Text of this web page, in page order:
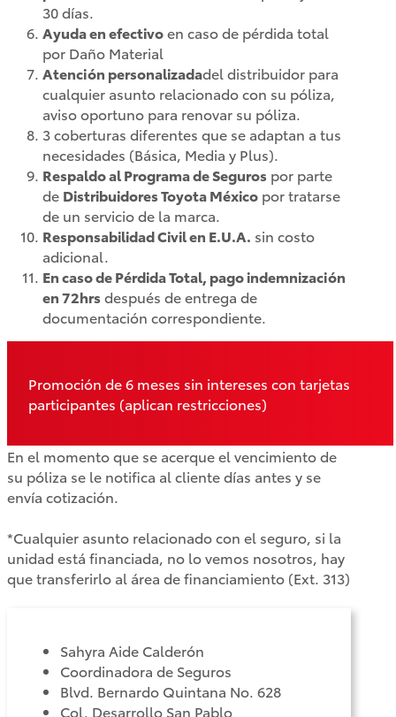
GR Yaris
2026
DESDE
$854,600
Supra
2026
DESDE
Camry
DESDE
$625,600
30 días.
Ayuda en efectivoen caso de pérdida total
por Daño Material
Atención personalizadadel distribuidor para
cualquier asunto relacionado con su póliza,
aviso oportuno para renovar su póliza.
3 coberturas diferentes que se adaptan a tus
necesidades (Básica, Media y Plus).
Respaldo al Programa de Seguros por parte
de Distribuidores Toyota México por tratarse
de un servicio de la marca.
Responsabilidad Civil en E.U.A. sin costo
adicional.
En caso de Pérdida Total, pago indemnización
en 72hrsdespués de entrega de
documentación correspondiente.
Promoción de 6 meses sin intereses con tarjetas
participantes (aplican restricciones)
En el momento que se acerque el vencimiento de
su póliza se le notifica al cliente días antes y se
envía cotización.
*Cualquier asunto relacionado con el seguro, si la
unidad está financiada, no lo vemos nosotros, hay
que transferirlo al área de financiamiento (Ext. 313)
Sahyra Aide Calderón
Coordinadora de Seguros
Blvd. Bernardo Quintana No. 628
Col. Desarrollo San Pablo